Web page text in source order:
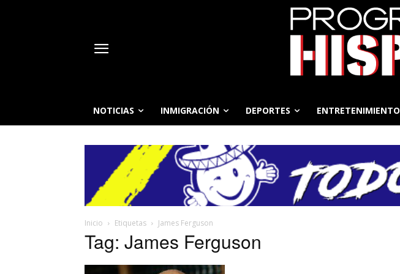
NOTICIAS INMIGRACIÓN DEPORTES ENTRETENIMIENTO
Inicio Etiquetas James Ferguson
Tag: James Ferguson